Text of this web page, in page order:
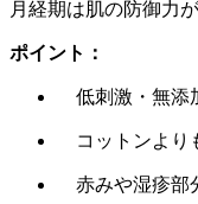
月経期は肌の防御力
ポイント：
低刺激・無添
コットンより
赤みや湿疹部